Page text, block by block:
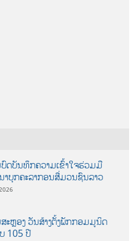
ດບັນທຶກຄວາມເຂົ້າໃຈຮ່ວມມື
າບຸກຄະລາກອນສື່ມວນຊົນລາວ
ະຫຼອງ ວັນສ້າງຕັ້ງພັກກອມມູນິດ
105 ປີ